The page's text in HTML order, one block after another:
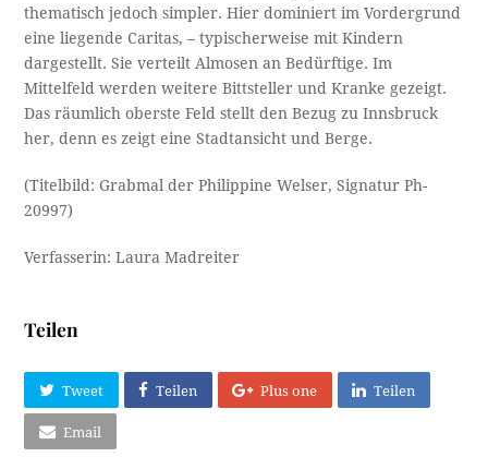
thematisch jedoch simpler. Hier dominiert im Vordergrund
eine liegende Caritas, – typischerweise mit Kindern
dargestellt. Sie verteilt Almosen an Bedürftige. Im
Mittelfeld werden weitere Bittsteller und Kranke gezeigt.
Das räumlich oberste Feld stellt den Bezug zu Innsbruck
her, denn es zeigt eine Stadtansicht und Berge.
(Titelbild: Grabmal der Philippine Welser, Signatur Ph-
20997)
Verfasserin: Laura Madreiter
Teilen
Tweet Teilen Plus one Teilen
Email